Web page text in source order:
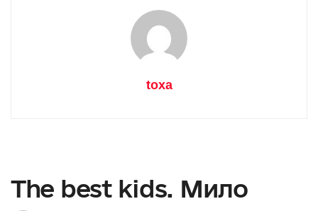
toxa
The best kids. Мило